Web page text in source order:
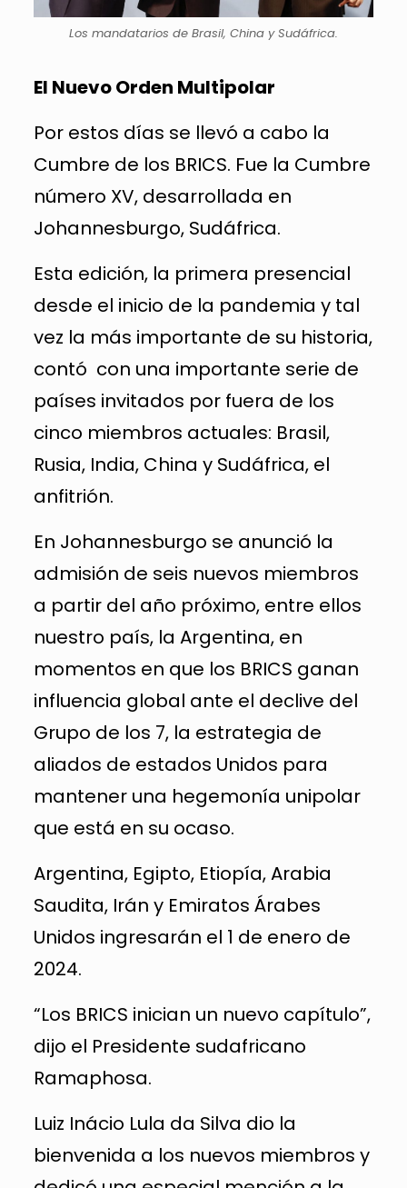
Los mandatarios de Brasil, China y Sudáfrica.
El Nuevo Orden Multipolar
Por estos días se llevó a cabo la
Cumbre de los BRICS. Fue la Cumbre
número XV, desarrollada en
Johannesburgo, Sudáfrica.
Esta edición, la primera presencial
desde el inicio de la pandemia y tal
vez la más importante de su historia,
contó con una importante serie de
países invitados por fuera de los
cinco miembros actuales: Brasil,
Rusia, India, China y Sudáfrica, el
anfitrión.
En Johannesburgo se anunció la
admisión de seis nuevos miembros
a partir del año próximo, entre ellos
nuestro país, la Argentina, en
momentos en que los BRICS ganan
influencia global ante el declive del
Grupo de los 7, la estrategia de
aliados de estados Unidos para
mantener una hegemonía unipolar
que está en su ocaso.
Argentina, Egipto, Etiopía, Arabia
Saudita, Irán y Emiratos Árabes
Unidos ingresarán el 1 de enero de
2024.
“Los BRICS inician un nuevo capítulo”,
dijo el Presidente sudafricano
Ramaphosa.
Luiz Inácio Lula da Silva dio la
bienvenida a los nuevos miembros y